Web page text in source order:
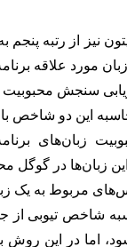
مورد علاقه
این دو شاخص
زبان‌ها در گوگل
مربوط به یک
شاخص تیوبی از
اما در این